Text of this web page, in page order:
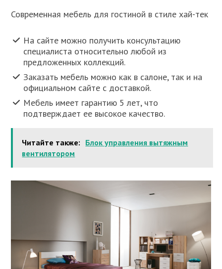
Современная мебель для гостиной в стиле хай-тек
На сайте можно получить консультацию
специалиста относительно любой из
предложенных коллекций.
Заказать мебель можно как в салоне, так и на
официальном сайте с доставкой.
Мебель имеет гарантию 5 лет, что
подтверждает ее высокое качество.
Читайте также: Блок управления вытяжным
вентилятором